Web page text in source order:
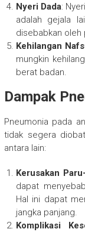
Nyeri Dada:
adalah gejala
disebabkan oleh
Kehilangan
mungkin
berat badan.
Dampak
Pneumonia pada
tidak segera
antara lain:
Kerusakan
dapat
Hal ini dapat
jangka panjang.
Komplikasi